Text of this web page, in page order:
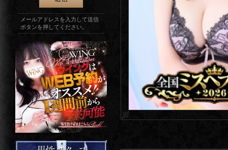
メールアドレスを入力して送信
ボタンを押してください。